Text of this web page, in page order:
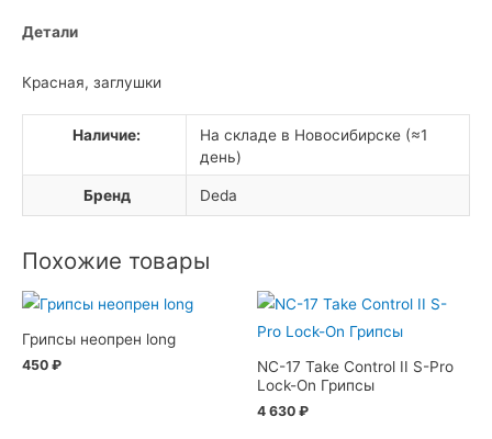
Детали
Красная, заглушки
Наличие:
На складе в Новосибирске (≈1
день)
Бренд Deda
Похожие товары
Грипсы неопрен long
450 ₽
NC-17 Take Control II S-Pro
Lock-On Грипсы
4 630 ₽